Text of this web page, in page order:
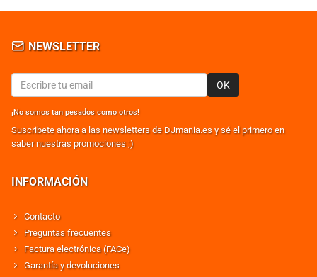
NEWSLETTER
OK
¡No somos tan pesados como otros!
Suscribete ahora a las newsletters de DJmania.es y sé el primero en
saber nuestras promociones ;)
INFORMACIÓN
Contacto
Preguntas frecuentes
Factura electrónica (FACe)
Garantía y devoluciones